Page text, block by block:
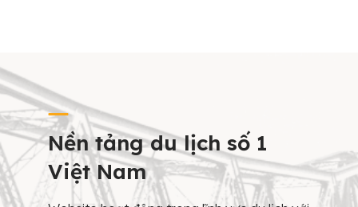
Nền tảng du lịch số 1
Việt Nam